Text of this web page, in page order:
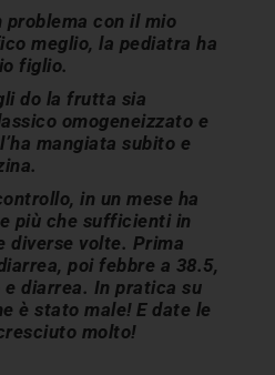
problema con il mio
meglio, la pediatra ha
figlio.
do la frutta sia
omogeneizzato e
mangiata subito e
in un mese ha
più che sufficienti in
diverse volte. Prima
poi febbre a 38.5,
diarrea. In pratica su
è stato male! E date le
molto!